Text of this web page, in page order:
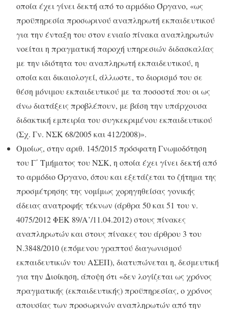
οποία έχει γίνει δεκτή από το αρμόδιο Όργανο, «ως
προϋπηρεσία προσωρινού αναπληρωτή εκπαιδευτικού
για την ένταξη του στον ενιαίο πίνακα αναπληρωτών
νοείται η πραγματική παροχή υπηρεσιών διδασκαλίας
με την ιδιότητα του αναπληρωτή εκπαιδευτικού, η
οποία και δικαιολογεί, άλλωστε, το διορισμό του σε
θέση μόνιμου εκπαιδευτικού με τα ποσοστά που οι ως
άνω διατάξεις προβλέπουν, με βάση την υπάρχουσα
διδακτική εμπειρία του συγκεκριμένου εκπαιδευτικού
(Σχ. Γν. ΝΣΚ 68/2005 και 412/2008)».
Ομοίως, στην αριθ. 145/2015 πρόσφατη Γνωμοδότηση
του Γ΄ Τμήματος του ΝΣΚ, η οποία έχει γίνει δεκτή από
το αρμόδιο Όργανο, όπου και εξετάζεται το ζήτημα της
προσμέτρησης της νομίμως χορηγηθείσας γονικής
άδειας ανατροφής τέκνων (άρθρα 50 και 51 του ν.
4075/2012 ΦΕΚ 89/Α’/11.04.2012) στους πίνακες
αναπληρωτών και στους πίνακες του άρθρου 3 του
Ν.3848/2010 (επόμενου γραπτού διαγωνισμού
εκπαιδευτικών του ΑΣΕΠ), διατυπώνεται η, δεσμευτική
για την Διοίκηση, άποψη ότι «δεν λογίζεται ως χρόνος
πραγματικής (εκπαιδευτικής) προϋπηρεσίας, ο χρόνος
απουσίας των προσωρινών αναπληρωτών από την